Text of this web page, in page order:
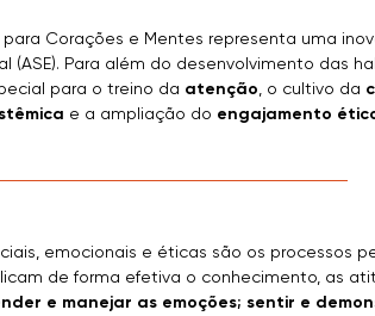
Corações e Mentes representa uma
(ASE). Para além do desenvolvimento das
para o treino da atenção , o cultivo da
e a ampliação do engajamento
emocionais e éticas são os processos
de forma efetiva o conhecimento, as
e manejar as emoções; sentir e